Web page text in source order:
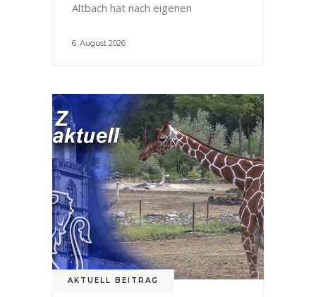
Altbach hat nach eigenen
6. August 2026
AKTUELL BEITRAG